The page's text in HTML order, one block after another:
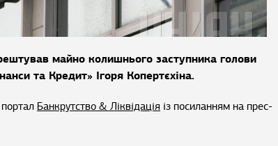
майно колишнього заступника голови
та Кредит» Ігоря Копертєхіна.
Банкрутство & Ліквідація із посиланням на прес-